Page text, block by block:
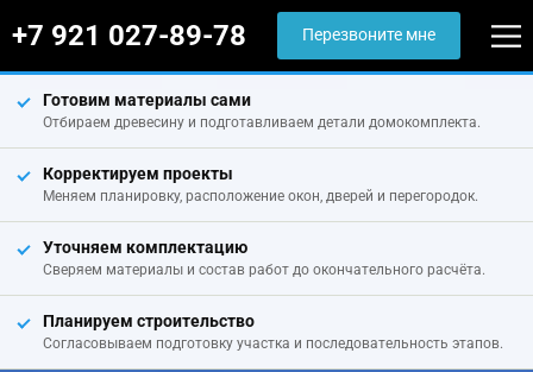
+7 921 027-89-78 Перезвоните мне
Готовим материалы сами
Отбираем древесину и подготавливаем детали домокомплекта.
Корректируем проекты
Меняем планировку, расположение окон, дверей и перегородок.
Уточняем комплектацию
Сверяем материалы и состав работ до окончательного расчёта.
Планируем строительство
Согласовываем подготовку участка и последовательность этапов.